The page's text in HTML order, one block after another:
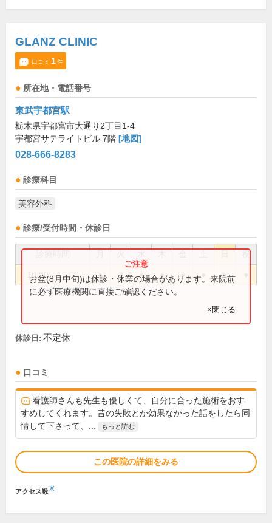
GLANZ CLINIC
口コミ 1件
所在地・電話番号
東武宇都宮駅
栃木県宇都宮市大通り2丁目1-4
宇都宮サテライトビル 7階 [地図]
028-666-8283
診療科目
美容外科
診療/受付時間・休診日
祝
10:00～19:00 ● ● ● ● ● ●
お盆(8月中旬)は休診・休業の場合があります。来院前
に必ず医療機関に直接ご確認ください。
×閉じる
休診日: 不定休
口コミ
看護師さんも先生も優しくて、自分に合った施術をおす
すめしてくれます。昔の失敗とか効果なかった話をしたら同
情して下さって、...
もっと読む
この医院の詳細をみる
アクセス数※